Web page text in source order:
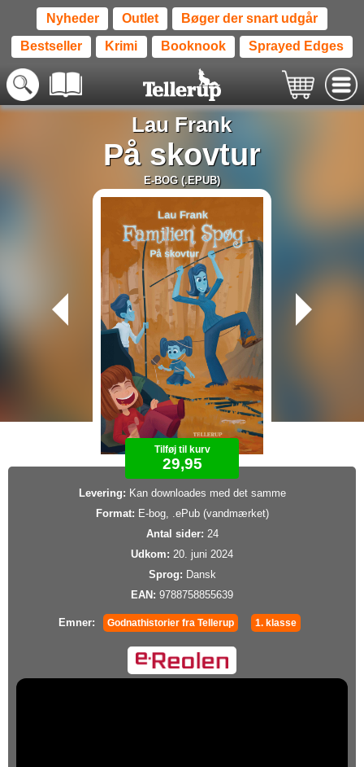
Nyheder Outlet Bøger der snart udgår
Bestseller Krimi Booknook Sprayed Edges
Lau Frank
På skovtur
E-BOG (.EPUB)
Tilføj til kurv
29,95
Levering: Kan downloades med det samme
Format: E-bog, .ePub (vandmærket)
Antal sider: 24
Udkom: 20. juni 2024
Sprog: Dansk
EAN: 9788758855639
Emner: Godnathistorier fra Tellerup 1. klasse